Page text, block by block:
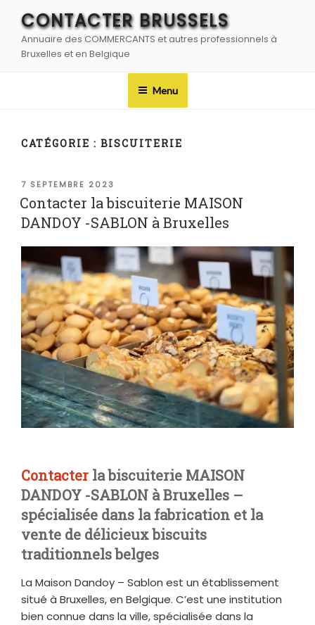
contenu
principal
CONTACTER BRUSSELS
Annuaire des COMMERCANTS et autres professionnels à
Bruxelles et en Belgique
Menu
CATÉGORIE : BISCUITERIE
PUBLIÉ
LE
7 SEPTEMBRE 2023
Contacter la biscuiterie MAISON
DANDOY -SABLON à Bruxelles
Contacter la biscuiterie MAISON
DANDOY -SABLON à Bruxelles –
spécialisée dans la fabrication et la
vente de délicieux biscuits
traditionnels belges
La Maison Dandoy – Sablon est un établissement
situé à Bruxelles, en Belgique. C’est une institution
bien connue dans la ville, spécialisée dans la